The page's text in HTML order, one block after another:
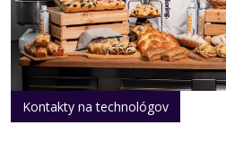
Kontakty na technológov